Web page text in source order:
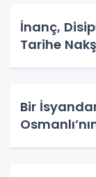
İnanç,
Tarihe
Bir